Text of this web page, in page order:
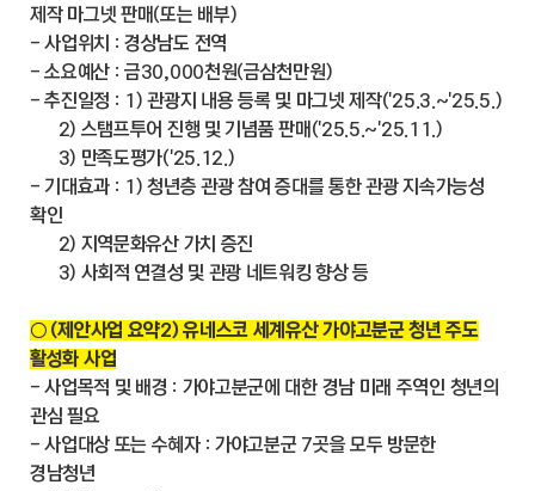
제작 마그넷 판매(또는 배부)
- 사업위치 : 경상남도 전역
- 소요예산 : 금30,000천원(금삼천만원)
- 추진일정 : 1) 관광지 내용 등록 및 마그넷 제작('25.3.~'25.5.)
2) 스탬프투어 진행 및 기념품 판매('25.5.~'25.11.)
3) 만족도평가('25.12.)
- 기대효과 : 1) 청년층 관광 참여 증대를 통한 관광 지속가능성
확인
2) 지역문화유산 가치 증진
3) 사회적 연결성 및 관광 네트워킹 향상 등
○ (제안사업 요약2) 유네스코 세계유산 가야고분군 청년 주도
활성화 사업
- 사업목적 및 배경 : 가야고분군에 대한 경남 미래 주역인 청년의
관심 필요
- 사업대상 또는 수혜자 : 가야고분군 7곳을 모두 방문한
경남청년